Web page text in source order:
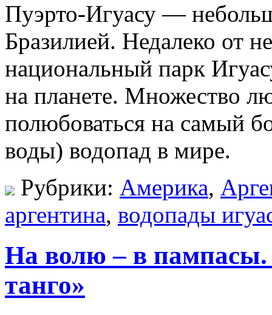
Пуэрто-Игуасу —
Бразилией. Недалеко от
национальный парк
на планете. Множество
полюбоваться на самый
воды) водопад в мире.
Рубрики: Америка,
аргентина, водопады
На волю – в пампасы.
танго»